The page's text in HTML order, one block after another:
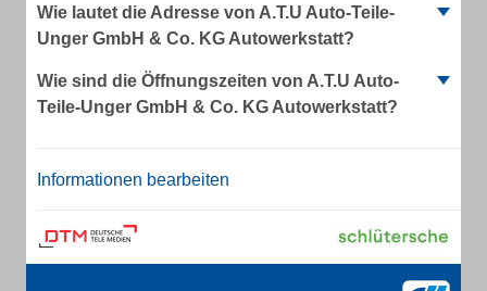
Wie lautet die Adresse von A.T.U Auto-Teile-
Unger GmbH & Co. KG Autowerkstatt?
Wie sind die Öffnungszeiten von A.T.U Auto-
Teile-Unger GmbH & Co. KG Autowerkstatt?
Informationen bearbeiten